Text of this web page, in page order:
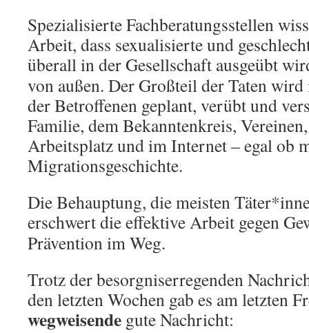
Spezialisierte Fachberatungsstellen
Arbeit, dass sexualisierte und
überall in der Gesellschaft ausgeübt
von außen. Der Großteil der Taten
der Betroffenen geplant, verübt und
Familie, dem Bekanntenkreis,
Arbeitsplatz und im Internet – egal ob
Migrationsgeschichte.
Die Behauptung, die meisten
erschwert die effektive Arbeit gegen
Prävention im Weg.
Trotz der besorgniserregenden
den letzten Wochen gab es am letzten
wegweisende gute Nachricht: